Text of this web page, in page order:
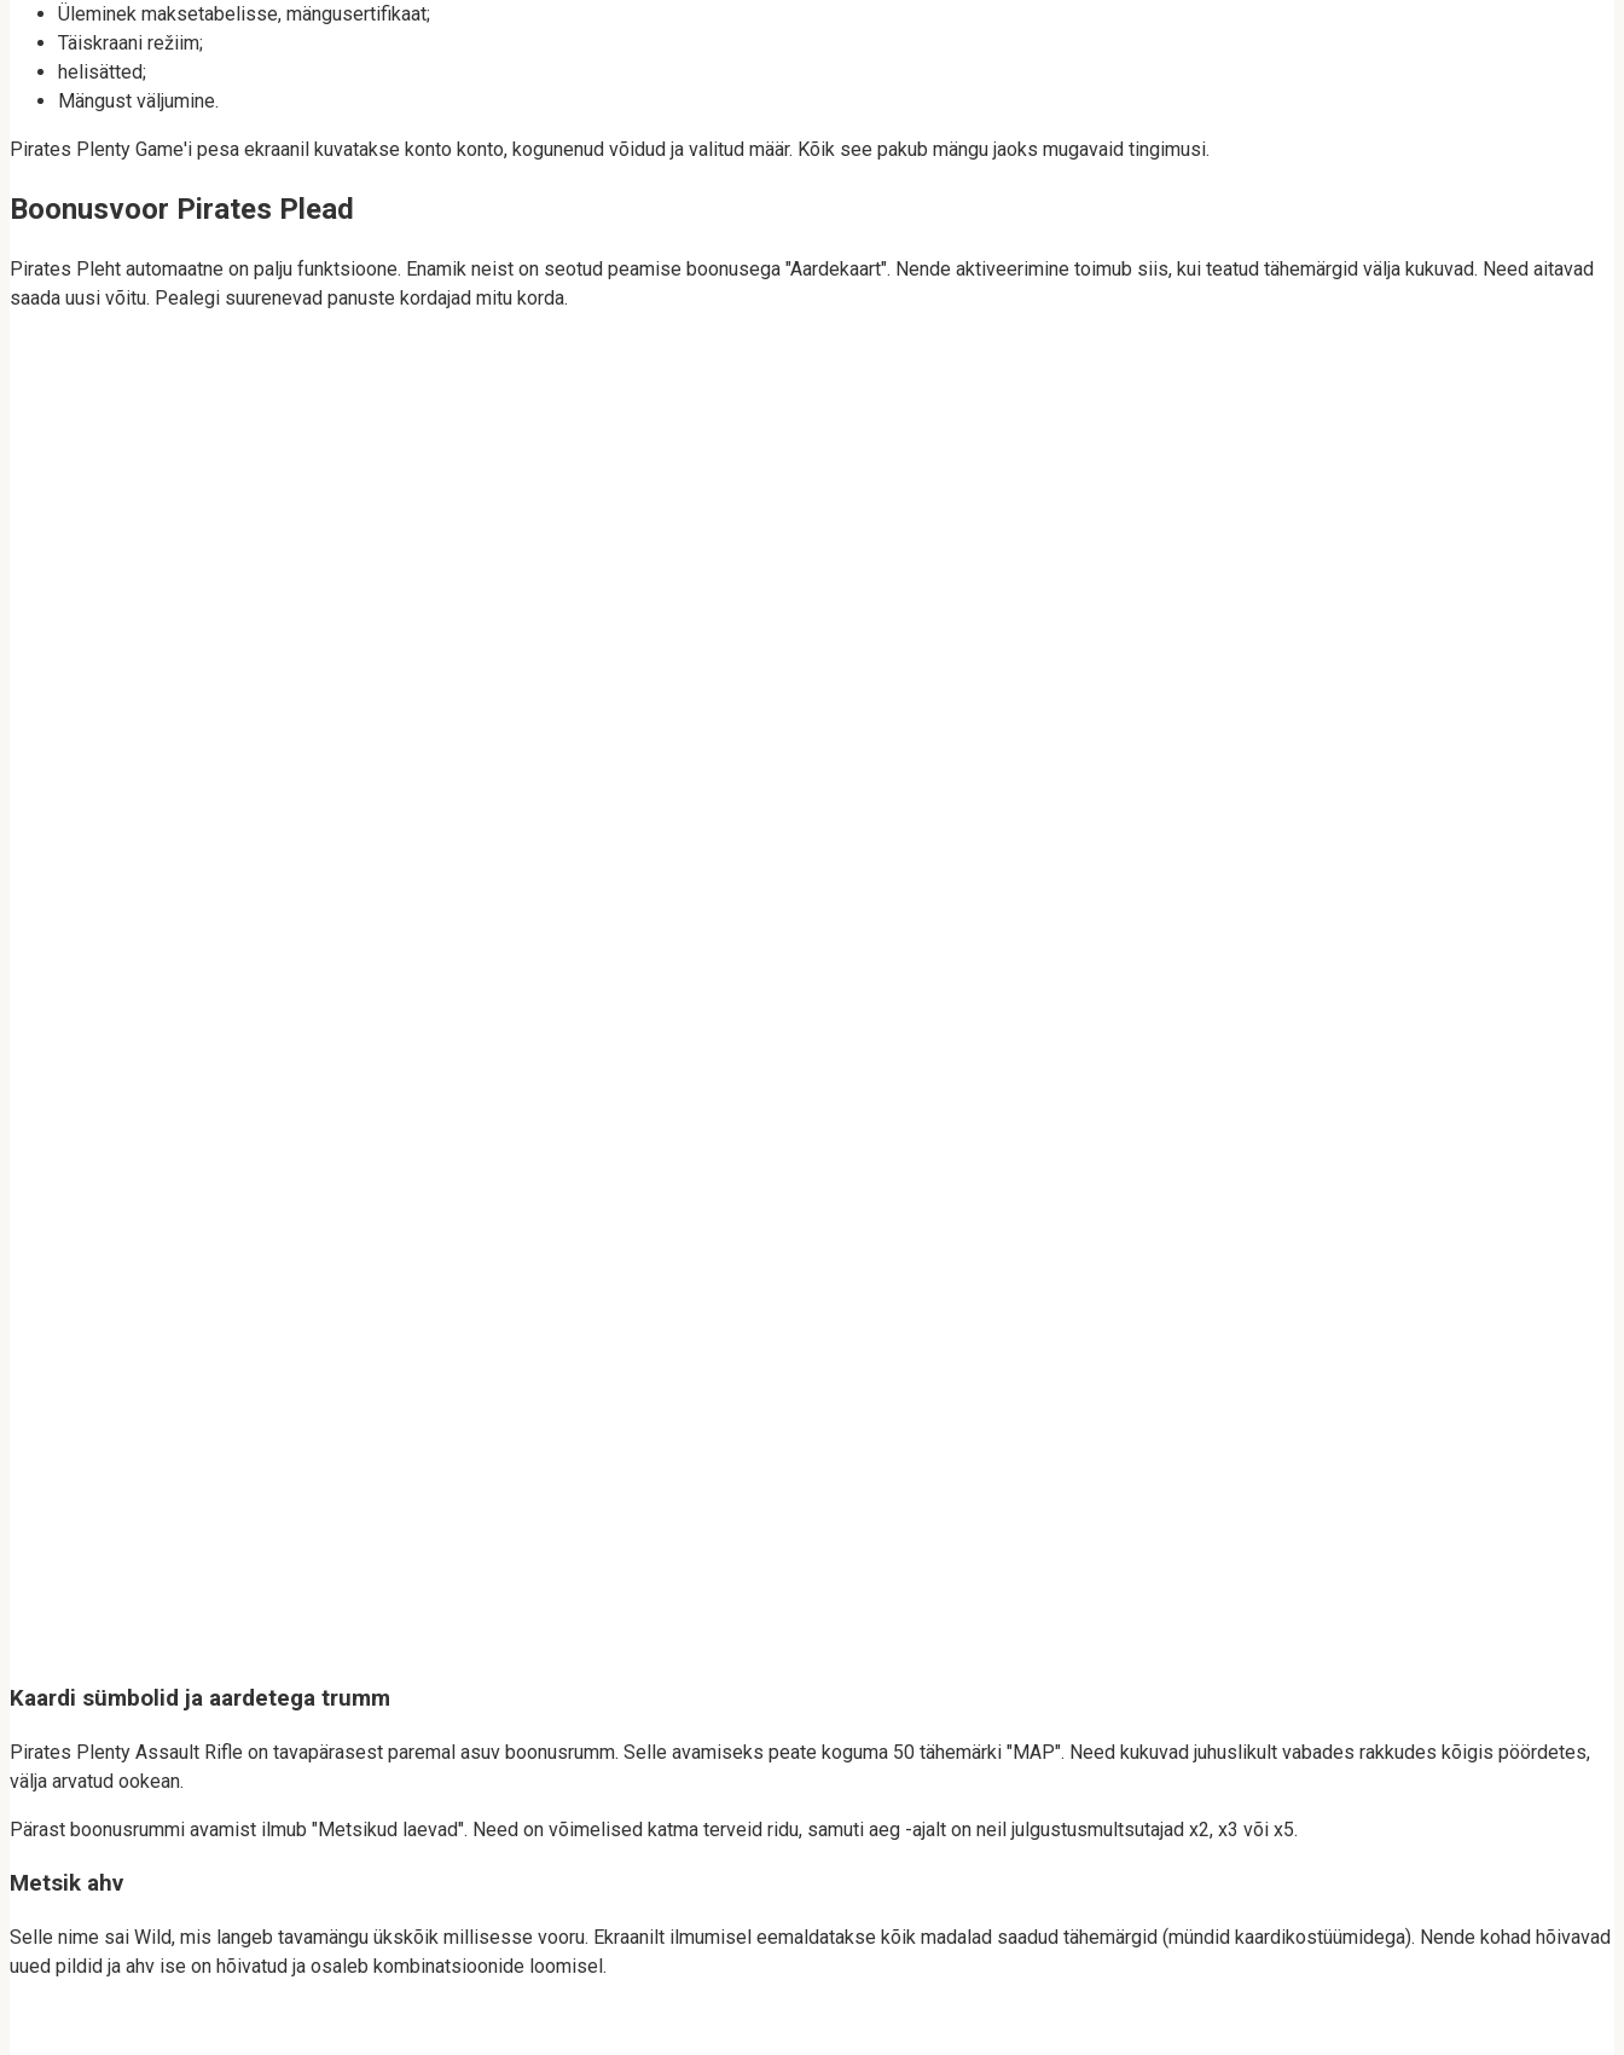
Üleminek maksetabelisse, mängusertifikaat;
Täiskraani režiim;
helisätted;
Mängust väljumine.
Pirates Plenty Game'i pesa ekraanil kuvatakse konto konto, kogunenud võidud ja valitud määr. Kõik see pakub mängu jaoks mugavaid tingimusi.
Boonusvoor Pirates Plead
Pirates Pleht automaatne on palju funktsioone. Enamik neist on seotud peamise boonusega "Aardekaart". Nende aktiveerimine toimub siis, kui teatud tähemärgid välja kukuvad. Need aitavad
saada uusi võitu. Pealegi suurenevad panuste kordajad mitu korda.
Kaardi sümbolid ja aardetega trumm
Pirates Plenty Assault Rifle on tavapärasest paremal asuv boonusrumm. Selle avamiseks peate koguma 50 tähemärki "MAP". Need kukuvad juhuslikult vabades rakkudes kõigis pöördetes,
välja arvatud ookean.
Pärast boonusrummi avamist ilmub "Metsikud laevad". Need on võimelised katma terveid ridu, samuti aeg -ajalt on neil julgustusmultsutajad x2, x3 või x5.
Metsik ahv
Selle nime sai Wild, mis langeb tavamängu ükskõik millisesse vooru. Ekraanilt ilmumisel eemaldatakse kõik madalad saadud tähemärgid (mündid kaardikostüümidega). Nende kohad hõivavad
uued pildid ja ahv ise on hõivatud ja osaleb kombinatsioonide loomisel.